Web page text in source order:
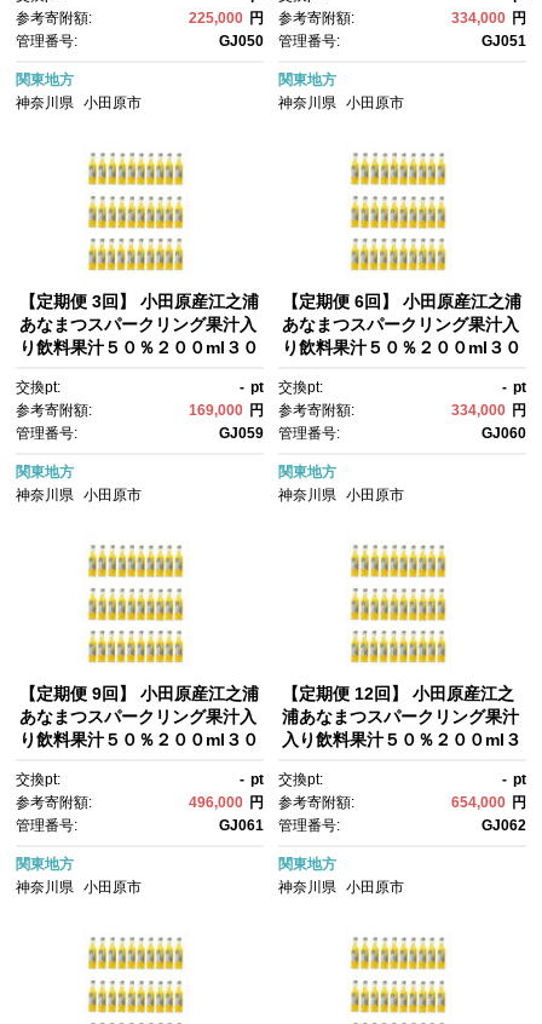
ーツ ソーダ 清涼飲料 セット 定
期便 送料無料 神奈川県 小田原
市
参考寄附額:
225,000 円
管理番号:
GJ050
関東地方
神奈川県
小田原市
ーツ ソーダ 清涼飲料 セット 定
期便 送料無料 神奈川県 小田原
市
参考寄附額:
334,000 円
管理番号:
GJ051
関東地方
神奈川県 小田原市
【定期便 3回】 小田原産江之浦
あなまつスパークリング果汁入
り飲料果汁５０％２００ml３０
気 おすすめ フルーツ ソーダ 清
涼飲料 セット 定期便 送料無
料 神奈川県 小田原市
交換pt: - pt
参考寄附額:
169,000 円
管理番号:
GJ059
関東地方
神奈川県
小田原市
【定期便 6回】 小田原産江之浦
あなまつスパークリング果汁入
り飲料果汁５０％２００ml３０
気 おすすめ フルーツ ソーダ 清
涼飲料 セット 定期便 送料無
料 神奈川県 小田原市
交換pt: - pt
参考寄附額:
334,000 円
管理番号:
GJ060
関東地方
神奈川県 小田原市
【定期便 9回】 小田原産江之浦
あなまつスパークリング果汁入
り飲料果汁５０％２００ml３０
気 おすすめ フルーツ ソーダ 清
涼飲料 セット 定期便 送料無
料 神奈川県 小田原市
交換pt: - pt
参考寄附額:
496,000 円
管理番号:
GJ061
関東地方
神奈川県
小田原市
【定期便 12回】 小田原産江之
浦あなまつスパークリング果汁
入り飲料果汁５０％２００ml３
ク 人気 おすすめ フルーツ ソー
ダ 清涼飲料 セット 定期便 送料
無料 神奈川県 小田原市
交換pt: - pt
参考寄附額:
654,000 円
管理番号:
GJ062
関東地方
神奈川県 小田原市